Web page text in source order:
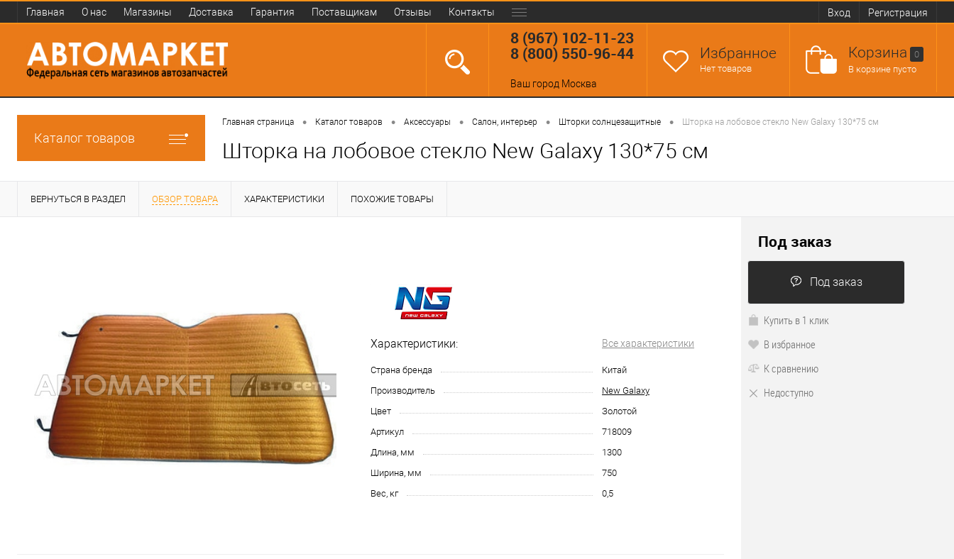
Главная О нас Магазины Доставка Гарантия Поставщикам Отзывы Контакты Вход Регистрация
8 (967) 102-11-23
8 (800) 550-96-44
Ваш город Москва
Избранное
Нет товаров
Корзина
0
В корзине пусто
Каталог товаров
Главная страница • Каталог товаров • Аксессуары • Салон, интерьер • Шторки солнцезащитные • Шторка на лобовое стекло New Galaxy 130*75 см
Шторка на лобовое стекло New Galaxy 130*75 см
ВЕРНУТЬСЯ В РАЗДЕЛ ОБЗОР ТОВАРА ХАРАКТЕРИСТИКИ ПОХОЖИЕ ТОВАРЫ
Характеристики: Все характеристики
Страна бренда
Китай
Производитель
New Galaxy
Цвет
Золотой
Артикул
718009
Длина, мм
1300
Ширина, мм
750
Вес, кг
0,5
Под заказ
Под заказ
Купить в 1 клик
В избранное
К сравнению
Недоступно